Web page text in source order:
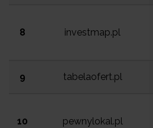
8 investmap.pl
9 tabelaofert.pl
10 pewnylokal.pl